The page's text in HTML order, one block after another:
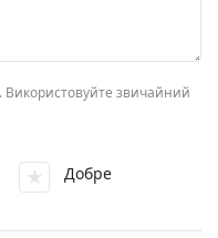
Використовуйте звичайний
Добре